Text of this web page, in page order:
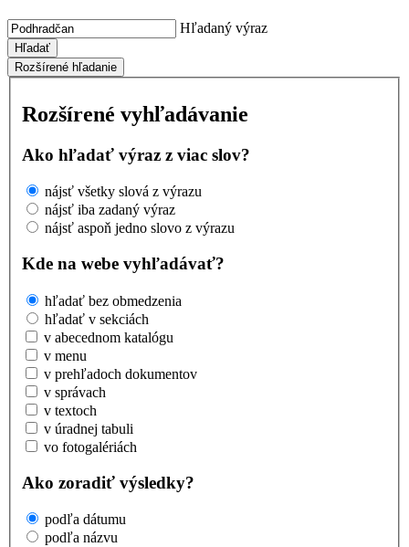
Hľadaný výraz
Hľadať
Rozšírené hľadanie
Rozšírené vyhľadávanie
Ako hľadať výraz z viac slov?
nájsť všetky slová z výrazu
nájsť iba zadaný výraz
nájsť aspoň jedno slovo z výrazu
Kde na webe vyhľadávať?
hľadať bez obmedzenia
hľadať v sekciách
v abecednom katalógu
v menu
v prehľadoch dokumentov
v správach
v textoch
v úradnej tabuli
vo fotogalériách
Ako zoradiť výsledky?
podľa dátumu
podľa názvu